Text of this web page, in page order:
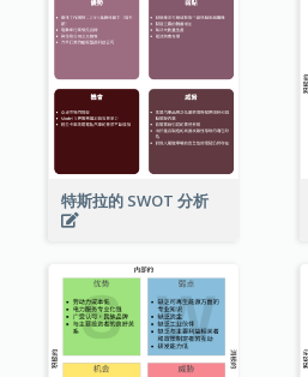
特斯拉的 SWOT 分析